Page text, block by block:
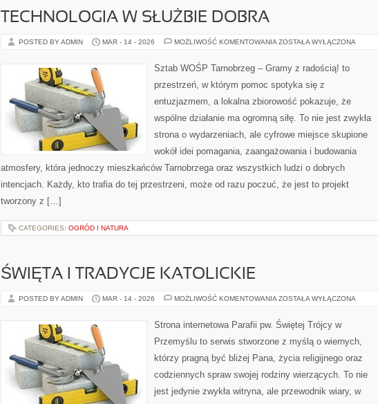
TECHNOLOGIA W SŁUŻBIE DOBRA
POSTED BY ADMIN MAR - 14 - 2026 MOŻLIWOŚĆ KOMENTOWANIA TECHNOLOGIA
ZOSTAŁA WYŁĄCZONA
Sztab WOŚP Tarnobrzeg – Gramy z radością! to
przestrzeń, w którym pomoc spotyka się z
entuzjazmem, a lokalna zbiorowość pokazuje, że
wspólne działanie ma ogromną siłę. To nie jest zwykła
strona o wydarzeniach, ale cyfrowe miejsce skupione
wokół idei pomagania, zaangażowania i budowania
atmosfery, która jednoczy mieszkańców Tarnobrzega oraz wszystkich ludzi o dobrych
intencjach. Każdy, kto trafia do tej przestrzeni, może od razu poczuć, że jest to projekt
tworzony z […]
CATEGORIES: OGRÓD I NATURA
ŚWIĘTA I TRADYCJE KATOLICKIE
POSTED BY ADMIN MAR - 14 - 2026 MOŻLIWOŚĆ KOMENTOWANIA ŚWIĘTA
KATOLICKIE
ZOSTAŁA WYŁĄCZONA
Strona internetowa Parafii pw. Świętej Trójcy w
Przemyślu to serwis stworzone z myślą o wiernych,
którzy pragną być bliżej Pana, życia religijnego oraz
codziennych spraw swojej rodziny wierzących. To nie
jest jedynie zwykła witryna, ale przewodnik wiary, w